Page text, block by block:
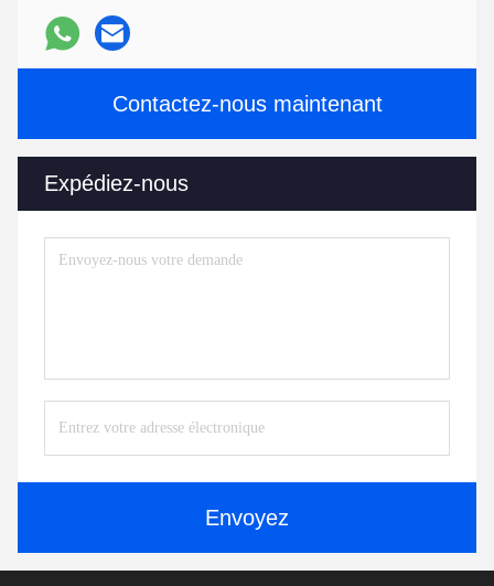
Contactez-nous maintenant
Expédiez-nous
Envoyez